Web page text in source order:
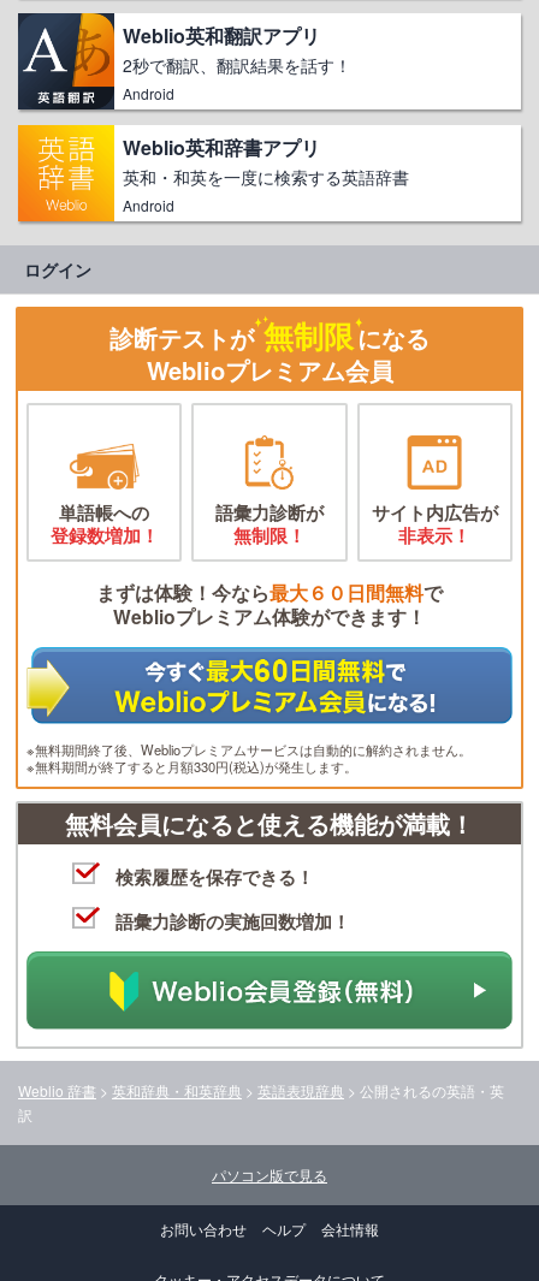
Weblio英和翻訳アプリ
2秒で翻訳、翻訳結果を話す！
Android
Weblio英和辞書アプリ
英和・和英を一度に検索する英語辞書
Android
ログイン
診断テストが 無制限になる
Weblioプレミアム会員
単語帳への
登録数増加！
語彙力診断が
無制限！
サイト内広告が
非表示！
まずは体験！今なら最大６０日間無料で
Weblioプレミアム体験ができます！
※無料期間終了後、Weblioプレミアムサービスは自動的に解約されません。
※無料期間が終了すると月額330円(税込)が発生します。
無料会員になると使える機能が満載！
検索履歴を保存できる！
語彙力診断の実施回数増加！
Weblio 辞書 > 英和辞典・和英辞典 > 英語表現辞典 > 公開されるの英語・英
訳
パソコン版で見る
お問い合わせ ヘルプ 会社情報